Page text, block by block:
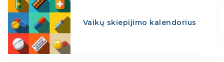
Vaikų skiepijimo kalendorius